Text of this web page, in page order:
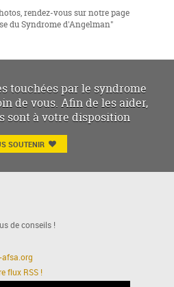
rendez-vous sur notre page
du Syndrome d'Angelman"
touchées par le syndrome
de vous. Afin de les aider,
sont à votre disposition
SOUTENIR
de conseils !
flux RSS !